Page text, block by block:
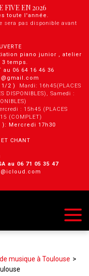
FIVE EN 2026
toute l'année.
sera pas disponible avant
piano junior , atelier
temps.
au 06 64 16 46 36
1/2 ) Mardi: 16h45(PLACES
DISPONIBLES), Samedi :
: 15h45 (PLACES
(COMPLET)
Mercredi 17h30
CHANT
au 0 6 71 05 35 47
musique à Toulouse